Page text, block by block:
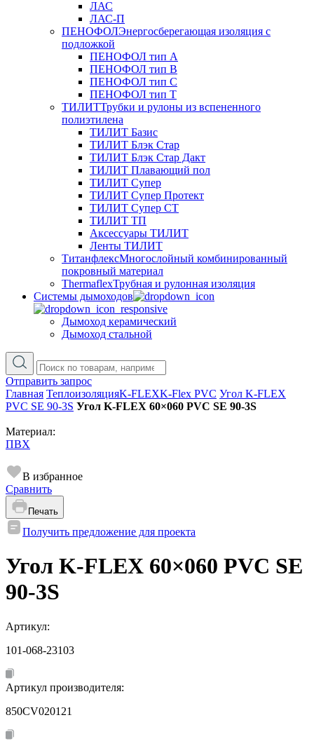
ЛАС
ЛАС-П
ПЕНОФОЛЭнергосберегающая изоляция с
подложкой
ПЕНОФОЛ тип А
ПЕНОФОЛ тип B
ПЕНОФОЛ тип C
ПЕНОФОЛ тип T
ТИЛИТТрубки и рулоны из вспененного
полиэтилена
ТИЛИТ Базис
ТИЛИТ Блэк Стар
ТИЛИТ Блэк Стар Дакт
ТИЛИТ Плавающий пол
ТИЛИТ Супер
ТИЛИТ Супер Протект
ТИЛИТ Супер СТ
ТИЛИТ ТП
Аксессуары ТИЛИТ
Ленты ТИЛИТ
ТитанфлексМногослойный комбинированный
покровный материал
ThermaflexТрубная и рулонная изоляция
Cистемы дымоходов
Дымоход керамический
Дымоход стальной
Отправить запрос
Главная ТеплоизоляцияK-FLEXK-Flex PVC Угол K-FLEX
PVC SE 90-3S Угол K-FLEX 60×060 PVC SE 90-3S
Материал:
ПВХ
В избранное
Сравнить
Печать
Получить предложение для проекта
Угол K-FLEX 60×060 PVC SE
90-3S
Артикул:
101-068-23103
Артикул производителя:
850CV020121